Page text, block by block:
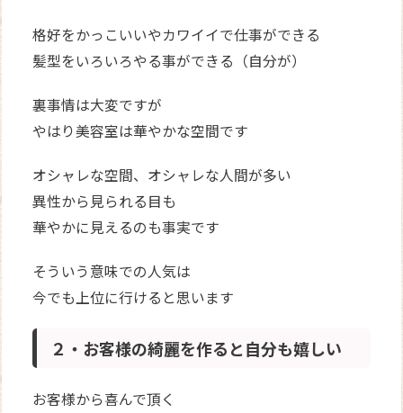
格好をかっこいいやカワイイで仕事ができる
髪型をいろいろやる事ができる（自分が）
裏事情は大変ですが
やはり美容室は華やかな空間です
オシャレな空間、オシャレな人間が多い
異性から見られる目も
華やかに見えるのも事実です
そういう意味での人気は
今でも上位に行けると思います
２・お客様の綺麗を作ると自分も嬉しい
お客様から喜んで頂く